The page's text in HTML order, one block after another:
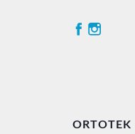
ORTOTEK